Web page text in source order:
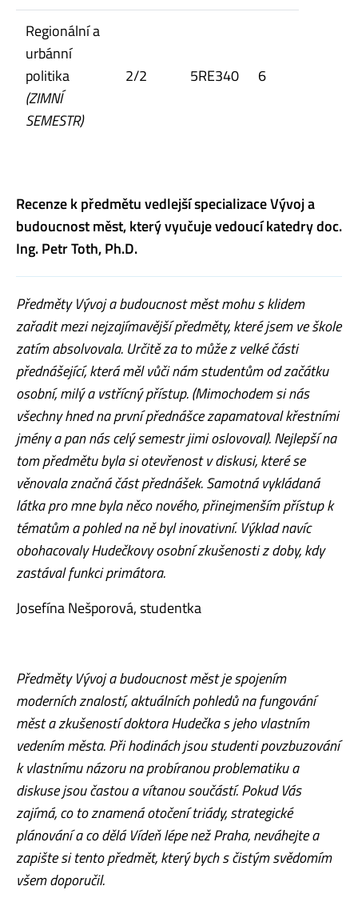
Regionální a
urbánní
politika
(ZIMNÍ
SEMESTR)
2/2 5RE340 6
Recenze k předmětu vedlejší specializace Vývoj a
budoucnost měst, který vyučuje vedoucí katedry doc.
Ing. Petr Toth, Ph.D.
Předměty Vývoj a budoucnost měst mohu s klidem
zařadit mezi nejzajímavější předměty, které jsem ve škole
zatím absolvovala. Určitě za to může z velké části
přednášející, která měl vůči nám studentům od začátku
osobní, milý a vstřícný přístup. (Mimochodem si nás
všechny hned na první přednášce zapamatoval křestními
jmény a pan nás celý semestr jimi oslovoval). Nejlepší na
tom předmětu byla si otevřenost v diskusi, které se
věnovala značná část přednášek. Samotná vykládaná
látka pro mne byla něco nového, přinejmenším přístup k
tématům a pohled na ně byl inovativní. Výklad navíc
obohacovaly Hudečkovy osobní zkušenosti z doby, kdy
zastával funkci primátora.
Josefína Nešporová, studentka
Předměty Vývoj a budoucnost měst je spojením
moderních znalostí, aktuálních pohledů na fungování
měst a zkušeností doktora Hudečka s jeho vlastním
vedením města. Při hodinách jsou studenti povzbuzování
k vlastnímu názoru na probíranou problematiku a
diskuse jsou častou a vítanou součástí. Pokud Vás
zajímá, co to znamená otočení triády, strategické
plánování a co dělá Vídeň lépe než Praha, neváhejte a
zapište si tento předmět, který bych s čistým svědomím
všem doporučil.